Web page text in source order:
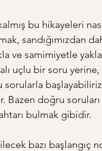
bu hikayeleri
sandığımızdan
ve samimiyetle
uçlu bir soru yerine,
sorularla
Bazen doğru soruları
bulmak gibidir.
bazı başlangıç